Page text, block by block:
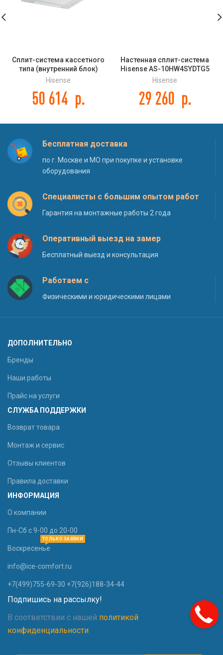
Сплит-система кассетного
типа (внутренний блок)
Hisense AUC-36UR4SGA DC
Hisense
50 614 р.
Настенная сплит-система
Hisense AS-10HW4SYDTG5
NEO Premium Classic A
Hisense
29 260 р.
Бесплатная доставка
по г. Москве и МО при покупке и установке
оборудования
Специалисты с большим опытом работ
Гарантия на монтажные работы 2 года
Оперативный выезд на замер
Бесплатный выезд и консультация
Работаем с
Физическими и юридическими лицами
ДОПОЛНИТЕЛЬНО
Бренды
Наши работы
Прайс на услуги
СЛУЖБА ПОДДЕРЖКИ
Возврат товара
Монтаж и сервис
Отзывы клиентов
Правила доставки
ИНФОРМАЦИЯ
О компании
Пн-Сб с 9-00 до 20-00
Воскресенье
ТОЛЬКО ЗАЯВКИ
info@ice-comfort.ru
+7(499)755-69-30 +7(926)188-34-44
Подпишись на рассылку!
В соответствии с нашей политикой
конфиденциальности